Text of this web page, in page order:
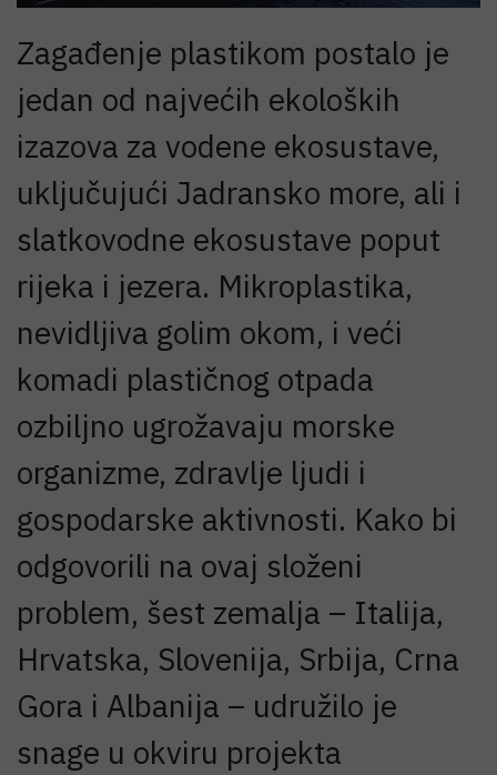
Zagađenje plastikom postalo je
jedan od najvećih ekoloških
izazova za vodene ekosustave,
uključujući Jadransko more, ali i
slatkovodne ekosustave poput
rijeka i jezera. Mikroplastika,
nevidljiva golim okom, i veći
komadi plastičnog otpada
ozbiljno ugrožavaju morske
organizme, zdravlje ljudi i
gospodarske aktivnosti. Kako bi
odgovorili na ovaj složeni
problem, šest zemalja – Italija,
Hrvatska, Slovenija, Srbija, Crna
Gora i Albanija – udružilo je
snage u okviru projekta